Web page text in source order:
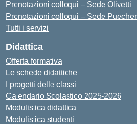
Prenotazioni colloqui – Sede Olivetti
Prenotazioni colloqui – Sede Puecher
Tutti i servizi
Didattica
Offerta formativa
Le schede didattiche
I progetti delle classi
Calendario Scolastico 2025-2026
Modulistica didattica
Modulistica studenti